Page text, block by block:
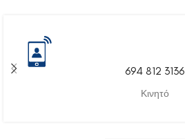
694 812 3136
Κινητό